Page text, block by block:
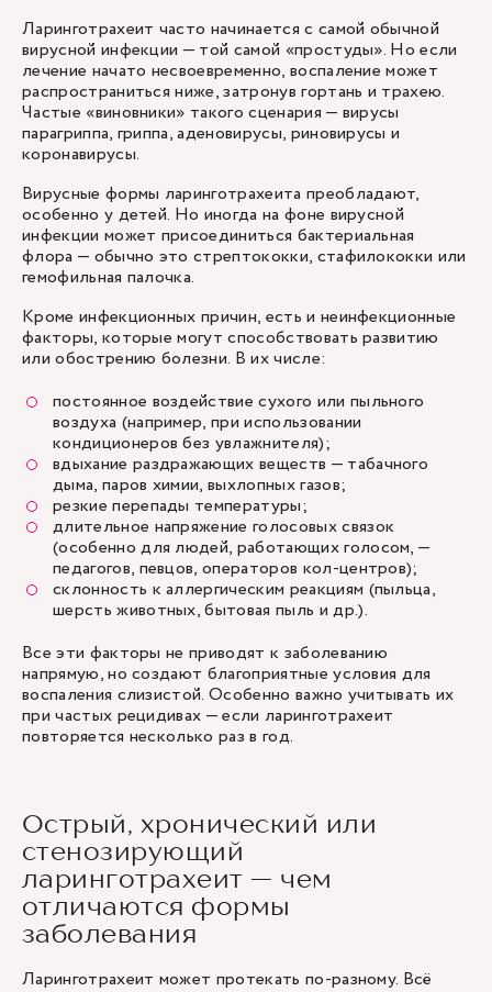
Ларинготрахеит часто начинается с самой обычной
вирусной инфекции — той самой «простуды». Но если
лечение начато несвоевременно, воспаление может
распространиться ниже, затронув гортань и трахею.
Частые «виновники» такого сценария — вирусы
парагриппа, гриппа, аденовирусы, риновирусы и
коронавирусы.
Вирусные формы ларинготрахеита преобладают,
особенно у детей. Но иногда на фоне вирусной
инфекции может присоединиться бактериальная
флора — обычно это стрептококки, стафилококки или
гемофильная палочка.
Кроме инфекционных причин, есть и неинфекционные
факторы, которые могут способствовать развитию
или обострению болезни. В их числе:
постоянное воздействие сухого или пыльного
воздуха (например, при использовании
кондиционеров без увлажнителя);
вдыхание раздражающих веществ — табачного
дыма, паров химии, выхлопных газов;
резкие перепады температуры;
длительное напряжение голосовых связок
(особенно для людей, работающих голосом, —
педагогов, певцов, операторов кол-центров);
склонность к аллергическим реакциям (пыльца,
шерсть животных, бытовая пыль и др.).
Все эти факторы не приводят к заболеванию
напрямую, но создают благоприятные условия для
воспаления слизистой. Особенно важно учитывать их
при частых рецидивах — если ларинготрахеит
повторяется несколько раз в год.
Острый, хронический или
стенозирующий
ларинготрахеит — чем
отличаются формы
заболевания
Ларинготрахеит может протекать по-разному. Всё